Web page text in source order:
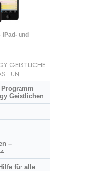
iPad- und
GEISTLICHE
TUN
Geistlichen
–
für alle